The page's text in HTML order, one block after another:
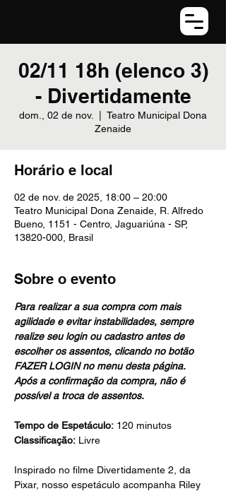
02/11 18h (elenco 3)
- Divertidamente
dom., 02 de nov.
Teatro Municipal Dona
Zenaide
Horário e local
02 de nov. de 2025, 18:00 – 20:00
Teatro Municipal Dona Zenaide, R. Alfredo
Bueno, 1151 - Centro, Jaguariúna - SP,
13820-000, Brasil
Sobre o evento
Para realizar a sua compra com mais
agilidade e evitar instabilidades, sempre
realize seu login ou cadastro antes de
escolher os assentos, clicando no botão
FAZER LOGIN no menu desta página.
Após a confirmação da compra, não é
possível a troca de assentos.
Tempo de Espetáculo: 120 minutos
Classificação: Livre
Inspirado no filme Divertidamente 2, da
Pixar, nosso espetáculo acompanha Riley